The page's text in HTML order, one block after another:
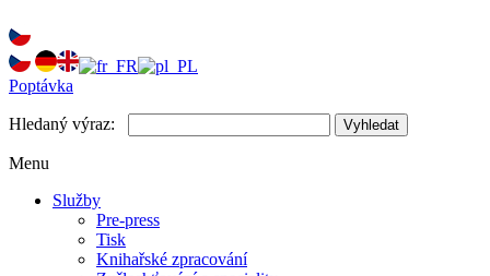
Poptávka
Hledaný výraz: Vyhledat
Menu
Služby
Pre-press
Tisk
Knihařské zpracování